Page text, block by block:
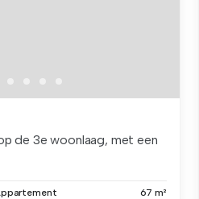
de 3e woonlaag, met een
67 m²